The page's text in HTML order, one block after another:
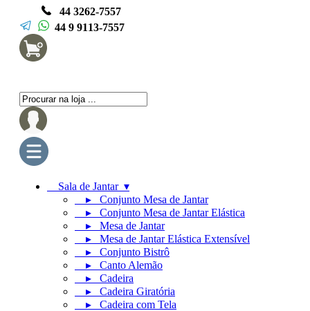
44 3262-7557
44 9 9113-7557
Sala de Jantar ▾
▸ Conjunto Mesa de Jantar
▸ Conjunto Mesa de Jantar Elástica
▸ Mesa de Jantar
▸ Mesa de Jantar Elástica Extensível
▸ Conjunto Bistrô
▸ Canto Alemão
▸ Cadeira
▸ Cadeira Giratória
▸ Cadeira com Tela